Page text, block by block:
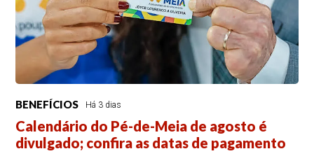
BENEFÍCIOS Há 3 dias
Calendário do Pé-de-Meia de agosto é
divulgado; confira as datas de pagamento